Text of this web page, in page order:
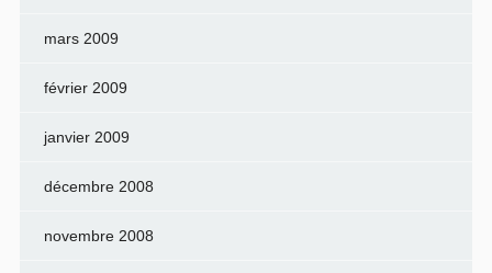
mars 2009
février 2009
janvier 2009
décembre 2008
novembre 2008